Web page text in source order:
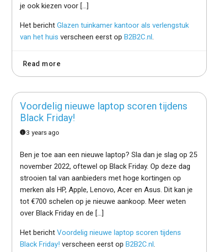
je ook kiezen voor […]
Het bericht Glazen tuinkamer kantoor als verlengstuk
van het huis verscheen eerst op B2B2C.nl
Read more
Voordelig nieuwe laptop scoren tijdens
Black Friday!
3 years ago
Ben je toe aan een nieuwe laptop? Sla dan je slag op 25
november 2022, oftewel op Black Friday. Op deze dag
strooien tal van aanbieders met hoge kortingen op
merken als HP, Apple, Lenovo, Acer en Asus. Dit kan je
tot €700 schelen op je nieuwe aankoop. Meer weten
over Black Friday en de […]
Het bericht Voordelig nieuwe laptop scoren tijdens
Black Friday! verscheen eerst op B2B2C.nl